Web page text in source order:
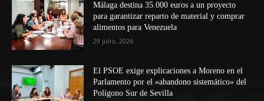
Málaga destina 35.000 euros a un proyecto
para garantizar reparto de material y comprar
alimentos para Venezuela
29 julio, 2026
El PSOE exige explicaciones a Moreno en el
Parlamento por el «abandono sistemático» del
Polígono Sur de Sevilla